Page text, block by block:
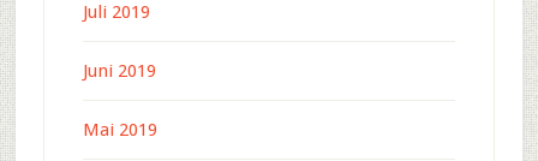
Juli 2019
Juni 2019
Mai 2019